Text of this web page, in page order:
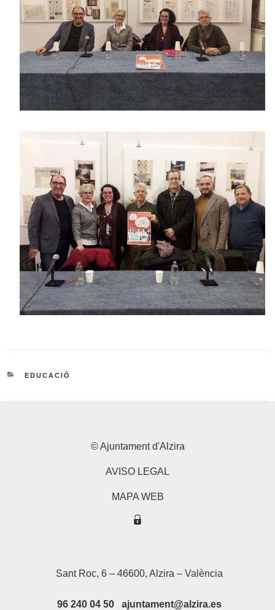
CATEGORIES
EDUCACIÓ
© Ajuntament d'Alzira
AVISO LEGAL
MAPA WEB
Sant Roc, 6 – 46600, Alzira – València
96 240 04 50 ajuntament@alzira.es